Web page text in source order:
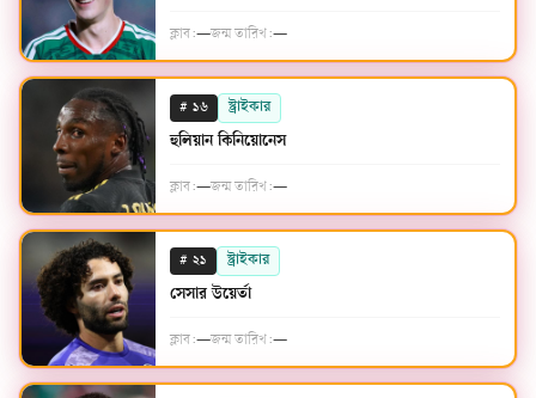
ক্লাব:—জন্ম তারিখ:—
# ১৬ স্ট্রাইকার
হুলিয়ান কিনিয়োনেস
ক্লাব:—জন্ম তারিখ:—
# ২১ স্ট্রাইকার
সেসার উয়ের্তা
ক্লাব:—জন্ম তারিখ:—